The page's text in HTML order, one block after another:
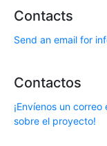
Contacts
Send an email for
Contactos
¡Envíenos un
sobre el proyecto!